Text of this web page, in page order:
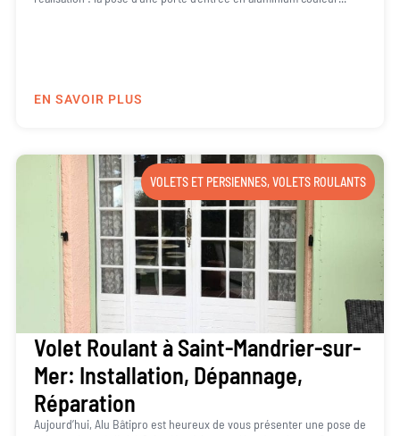
EN SAVOIR PLUS
VOLETS ET PERSIENNES,VOLETS ROULANTS
Volet Roulant à Saint-Mandrier-sur-
Mer: Installation, Dépannage,
Réparation
Aujourd’hui, Alu Bâtipro est heureux de vous présenter une pose de